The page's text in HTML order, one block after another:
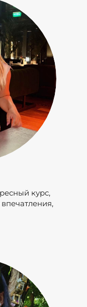
курс,